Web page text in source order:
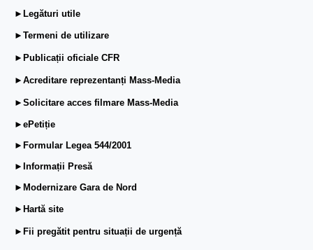
►Legături utile
►Termeni de utilizare
►Publicații oficiale CFR
►Acreditare reprezentanți Mass-Media
►Solicitare acces filmare Mass-Media
►ePetiție
►Formular Legea 544/2001
►Informații Presă
►Modernizare Gara de Nord
►Hartă site
►Fii pregătit pentru situații de urgență